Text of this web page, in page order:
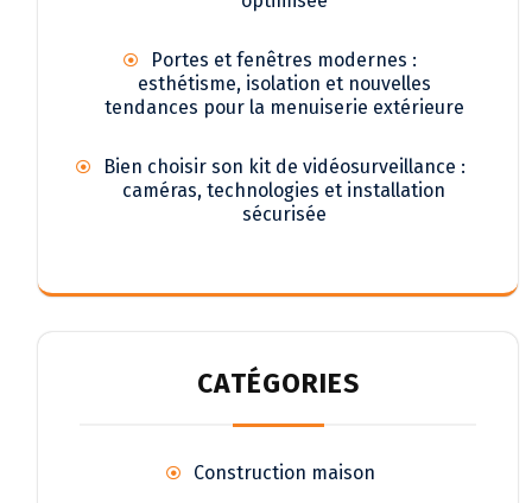
Portes et fenêtres modernes :
esthétisme, isolation et nouvelles
tendances pour la menuiserie extérieure
Bien choisir son kit de vidéosurveillance :
caméras, technologies et installation
sécurisée
CATÉGORIES
Construction maison